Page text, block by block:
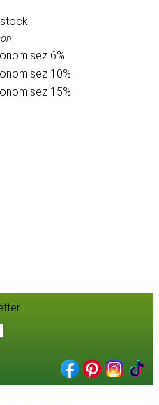
stock
6%
10%
15%
: